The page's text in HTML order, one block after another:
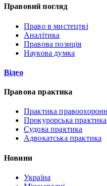
Правовий погляд
Право в мистецтві
Аналітика
Правова позиція
Наукова думка
Відео
Правова практика
Практика
Прокурорська практика
Судова практика
Адвокатська практика
Новини
Україна